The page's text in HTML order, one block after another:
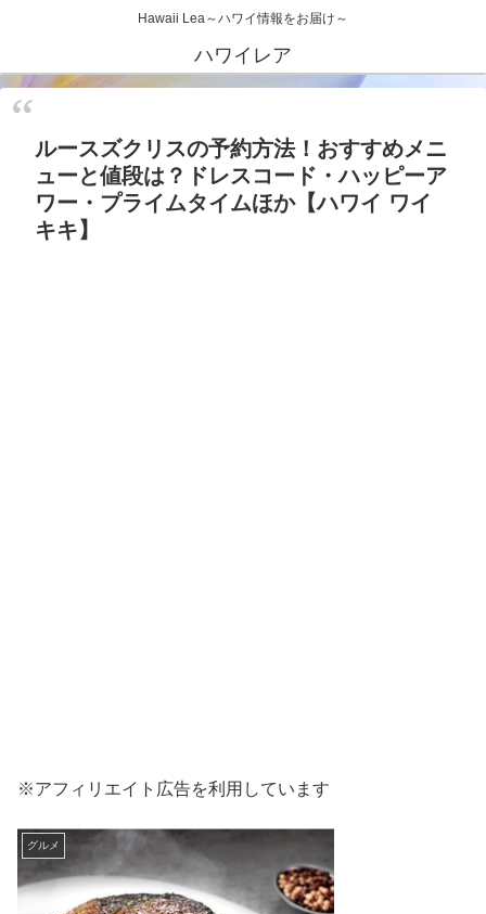
Hawaii Lea～ハワイ情報をお届け～
ハワイレア
ルースズクリスの予約方法！おすすめメニ
ューと値段は？ドレスコード・ハッピーア
ワー・プライムタイムほか【ハワイ ワイ
キキ】
※アフィリエイト広告を利用しています
グルメ